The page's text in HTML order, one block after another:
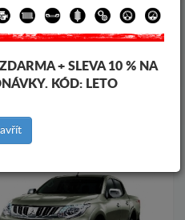
Kryt pod motor Mitsubishi L200
vozidel
produkty
+ SLEVA 10 % NA
KÓD: LETO